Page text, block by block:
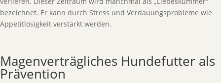
bezeichnet. Er kann durch Stress und Verdauungsprobleme wie
Appetitlosigkeit verstärkt werden.
Magenverträgliches Hundefutter als
Prävention